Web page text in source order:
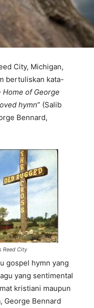
City, Michigan,
bertuliskan kata-
Home of George
hymn” (Salib
Bennard,
Reed City
gospel hymn yang
yang sentimental
kristiani maupun
George Bennard